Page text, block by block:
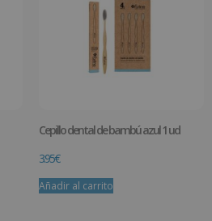
Cepillo dental de bambú azul 1 ud
3.95€
Añadir al carrito